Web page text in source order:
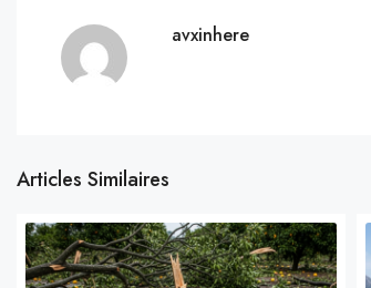
avxinhere
Articles Similaires